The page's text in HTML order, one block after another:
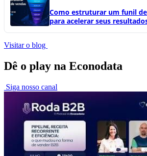
Como estruturar um funil
para acelerar seus
Visitar o blog
Dê o play na Econodata
Siga nosso canal